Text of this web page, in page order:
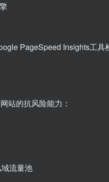
PageSpeed Insights工具
站的抗风险能力：
流量池